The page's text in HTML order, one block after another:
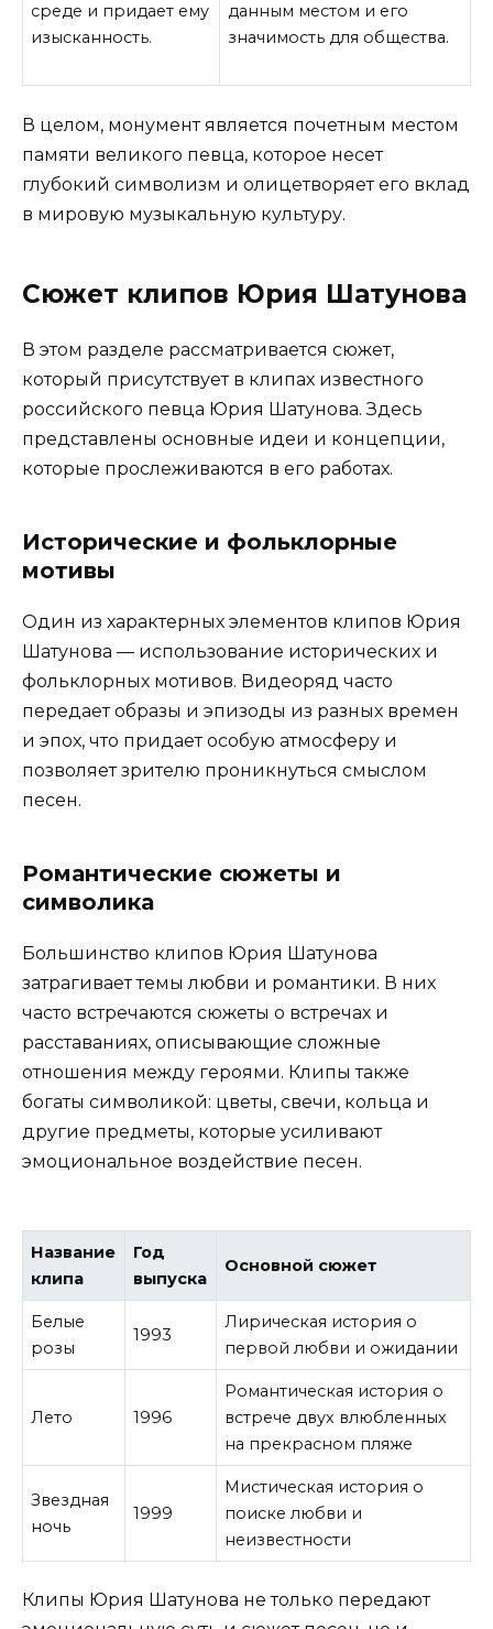
среде и придает ему
изысканность.
данным местом и его
значимость для общества.
В целом, монумент является почетным местом
памяти великого певца, которое несет
глубокий символизм и олицетворяет его вклад
в мировую музыкальную культуру.
Сюжет клипов Юрия Шатунова
В этом разделе рассматривается сюжет,
который присутствует в клипах известного
российского певца Юрия Шатунова. Здесь
представлены основные идеи и концепции,
которые прослеживаются в его работах.
Исторические и фольклорные
мотивы
Один из характерных элементов клипов Юрия
Шатунова — использование исторических и
фольклорных мотивов. Видеоряд часто
передает образы и эпизоды из разных времен
и эпох, что придает особую атмосферу и
позволяет зрителю проникнуться смыслом
песен.
Романтические сюжеты и
символика
Большинство клипов Юрия Шатунова
затрагивает темы любви и романтики. В них
часто встречаются сюжеты о встречах и
расставаниях, описывающие сложные
отношения между героями. Клипы также
богаты символикой: цветы, свечи, кольца и
другие предметы, которые усиливают
эмоциональное воздействие песен.
Название
клипа
Год
выпуска
Основной сюжет
Белые
розы
1993
Лирическая история о
первой любви и ожидании
Лето 1996
Романтическая история о
встрече двух влюбленных
на прекрасном пляже
Звездная
ночь
1999
Мистическая история о
поиске любви и
неизвестности
Клипы Юрия Шатунова не только передают